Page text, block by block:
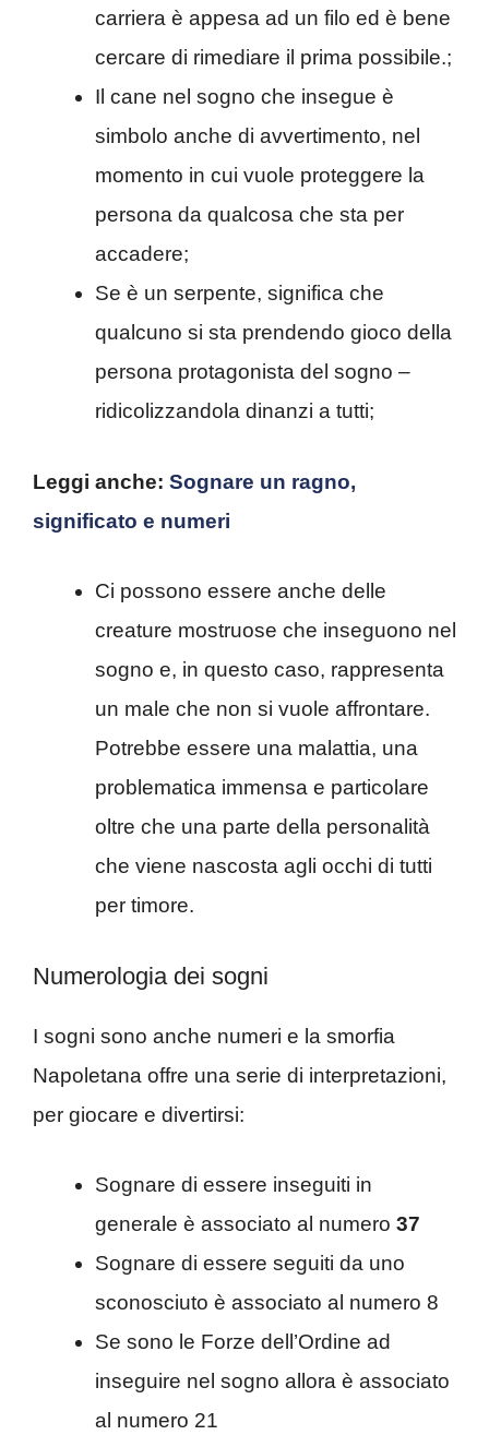
carriera è appesa ad un filo ed è bene
cercare di rimediare il prima possibile.;
Il cane nel sogno che insegue è
simbolo anche di avvertimento, nel
momento in cui vuole proteggere la
persona da qualcosa che sta per
accadere;
Se è un serpente, significa che
qualcuno si sta prendendo gioco della
persona protagonista del sogno –
ridicolizzandola dinanzi a tutti;
Leggi anche: Sognare un ragno,
significato e numeri
Ci possono essere anche delle
creature mostruose che inseguono nel
sogno e, in questo caso, rappresenta
un male che non si vuole affrontare.
Potrebbe essere una malattia, una
problematica immensa e particolare
oltre che una parte della personalità
che viene nascosta agli occhi di tutti
per timore.
Numerologia dei sogni
I sogni sono anche numeri e la smorfia
Napoletana offre una serie di interpretazioni,
per giocare e divertirsi:
Sognare di essere inseguiti in
generale è associato al numero 37
Sognare di essere seguiti da uno
sconosciuto è associato al numero 8
Se sono le Forze dell’Ordine ad
inseguire nel sogno allora è associato
al numero 21